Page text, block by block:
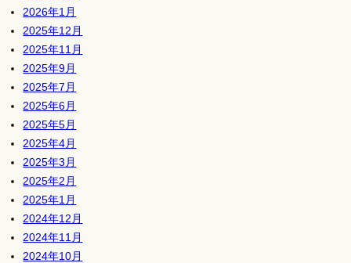
2026年1月
2025年12月
2025年11月
2025年9月
2025年7月
2025年6月
2025年5月
2025年4月
2025年3月
2025年2月
2025年1月
2024年12月
2024年11月
2024年10月